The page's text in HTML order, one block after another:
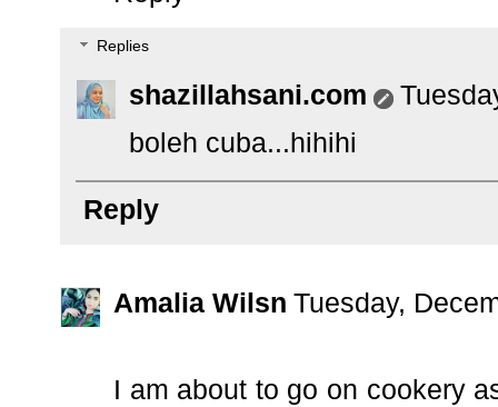
Replies
shazillahsani.com
boleh cuba...hihihi
Reply
Amalia Wilsn Tuesday,
I am about to go on cookery